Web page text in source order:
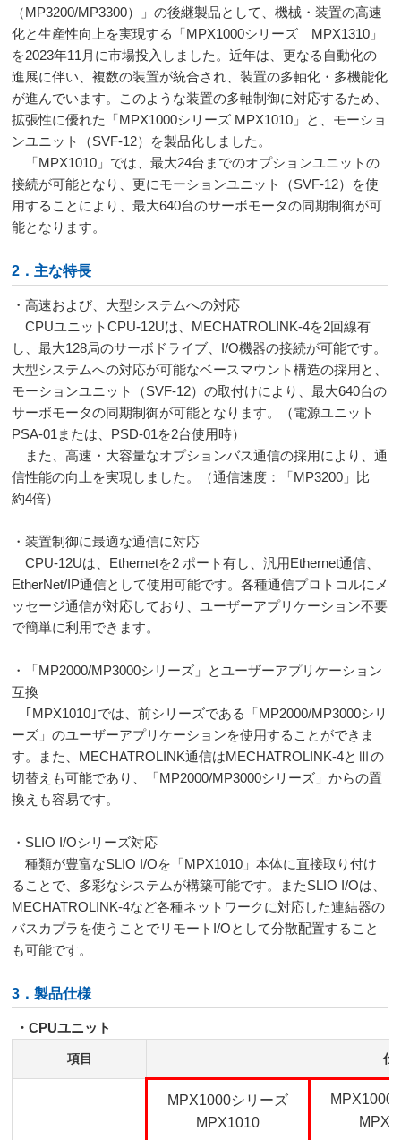
（MP3200/MP3300）」の後継製品として、機械・装置の高速
化と生産性向上を実現する「MPX1000シリーズ MPX1310 」
を2023年11 月に市場投入しました。近年は、更なる自動化の
進展に伴い、複数の装置が統合され、装置の多軸化・多機能化
が進んでいます。このような装置の多軸制御に対応するため、
拡張性に優れた「MPX1000シリーズ MPX1010 」と、モーショ
ンユニット（SVF-12）を製品化しました。
「MPX1010 」では、最大24台までのオプションユニットの
接続が可能となり、更にモーションユニット（SVF-12）を使
用することにより、最大640台のサーボモータの同期制御が可
能となります。
2．主な特長
・高速および、大型システムへの対応
CPUユニットCPU-12Uは、 MECHATROLINK-4を2回線有
し、最大128局のサーボドライブ、 I/O機器の接続が可能です。
大型システムへの対応が可能なベースマウント構造の採用と、
モーションユニット（SVF-12）の取付けにより、最大640台の
サーボモータの同期制御が可能となります。（電源ユニット
PSA-01 または、 PSD-01を2台使用時）
また、高速・大容量なオプションバス通信の採用により、通
信性能の向上を実現しました。（通信速度：「MP3200 」比
約4倍）
・装置制御に最適な通信に対応
CPU-12Uは、 Ethernetを2 ポート有し、汎用Ethernet通信、
EtherNet/IP通信として使用可能です。各種通信プロトコルにメ
ッセージ通信が対応しており、ユーザーアプリケーション不要
で簡単に利用できます。
・「MP2000/MP3000シリーズ」とユーザーアプリケーション
互換
｢MPX1010 ｣では、前シリーズである「MP2000/MP3000シリ
ーズ」のユーザーアプリケーションを使用することができま
す。また、 MECHATROLINK通信はMECHATROLINK-4とⅢの
切替えも可能であり、「MP2000/MP3000シリーズ」からの置
換えも容易です。
・ SLIO I/Oシリーズ対応
種類が豊富なSLIO I/Oを「MPX1010 」本体に直接取り付け
ることで、多彩なシステムが構築可能です。またSLIO I/Oは、
MECHATROLINK-4など各種ネットワークに対応した連結器の
バスカプラを使うことでリモート I/Oとして分散配置すること
も可能です。
3．製品仕様
・CPUユニット
項目 仕
MPX1000シリーズ
MPX1010
MPX1000